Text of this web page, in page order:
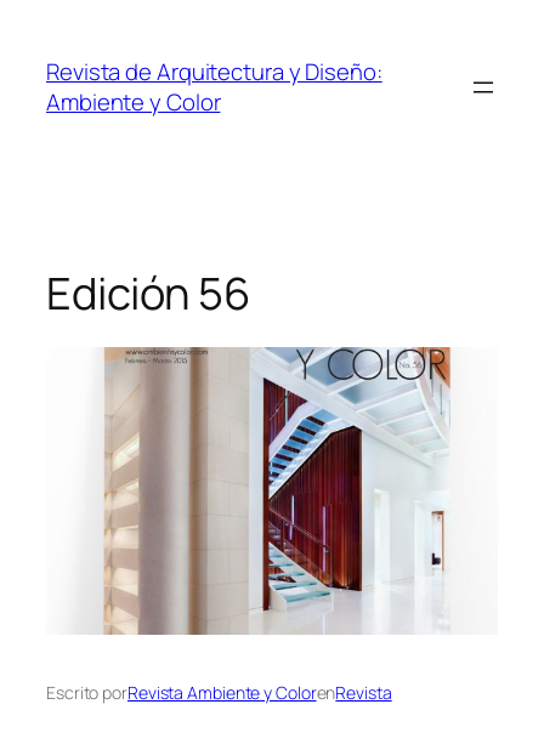
Revista de Arquitectura y Diseño:
Ambiente y Color
Edición 56
Escrito porRevista Ambiente y ColorenRevista